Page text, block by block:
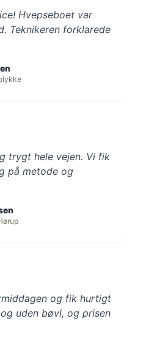
Hvepseboet var
Teknikeren forklarede
trygt hele vejen. Vi fik
på metode og
og fik hurtigt
uden bøvl, og prisen